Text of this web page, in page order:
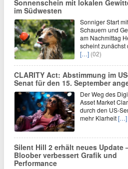
Sonnenschein mit lokalen
im Südwesten
Sonniger Start mit
Schauern und
am Nachmittag
scheint zunächst
[…] (02)
CLARITY Act: Abstimmung im
Senat für den 15. September
Der Weg des
Asset Market
durch den US-
mehr Klarheit[…]
Silent Hill 2 erhält neues Update
Bloober verbessert Grafik und
Performance